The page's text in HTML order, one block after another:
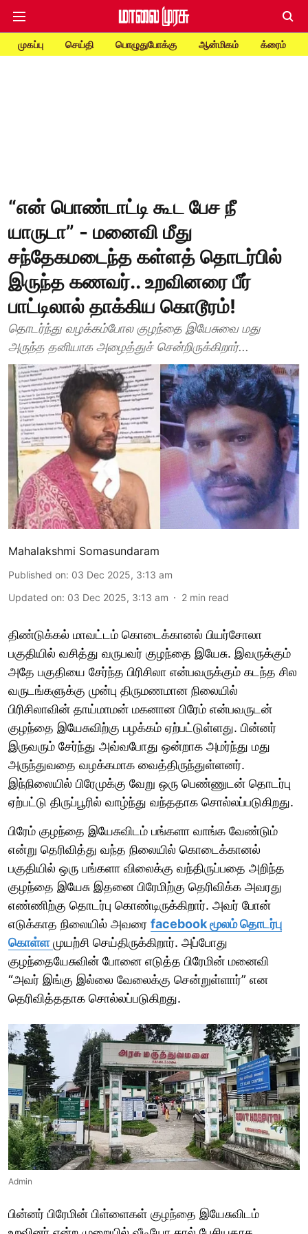
முகப்பு செய்தி பொழுதுபோக்கு ஆன்மிகம் க்ரைம்
“என் பொண்டாட்டி கூட பேச நீ
யாருடா” - மனைவி மீது
சந்தேகமடைந்த கள்ளத் தொடர்பில்
இருந்த கணவர்.. உறவினரை பீர்
பாட்டிலால் தாக்கிய கொடூரம்!
தொடர்ந்து வழக்கம்போல குழந்தை இயேசுவை மது
அருந்த தனியாக அழைத்துச் சென்றிருக்கிறார்...
Mahalakshmi Somasundaram
Published on: 03 Dec 2025, 3:13 am
Updated on: 03 Dec 2025, 3:13 am 2 min read
திண்டுக்கல் மாவட்டம் கொடைக்கானல் பியர்சோலா
பகுதியில் வசித்து வருபவர் குழந்தை இயேசு. இவருக்கும்
அதே பகுதியை சேர்ந்த பிரிசிலா என்பவருக்கும் கடந்த சில
வருடங்களுக்கு முன்பு திருமணமான நிலையில்
பிரிசிலாவின் தாய்மாமன் மகனான பிரேம் என்பவருடன்
குழந்தை இயேசுவிற்கு பழக்கம் ஏற்பட்டுள்ளது. பின்னர்
இருவரும் சேர்ந்து அவ்வபோது ஒன்றாக அமர்ந்து மது
அருந்துவதை வழக்கமாக வைத்திருந்துள்ளனர்.
இந்நிலையில் பிரேமுக்கு வேறு ஒரு பெண்ணுடன் தொடர்பு
ஏற்பட்டு திருப்பூரில் வாழ்ந்து வந்ததாக சொல்லப்படுகிறது.
பிரேம் குழந்தை இயேசுவிடம் பங்களா வாங்க வேண்டும்
என்று தெரிவித்து வந்த நிலையில் கொடைக்கானல்
பகுதியில் ஒரு பங்களா விலைக்கு வந்திருப்பதை அறிந்த
குழந்தை இயேசு இதனை பிரேமிற்கு தெரிவிக்க அவரது
எண்ணிற்கு தொடர்பு கொண்டிருக்கிறார். அவர் போன்
எடுக்காத நிலையில் அவரை facebook மூலம் தொடர்பு
கொள்ள முயற்சி செய்திருக்கிறார். அப்போது
குழந்தையேசுவின் போனை எடுத்த பிரேமின் மனைவி
“அவர் இங்கு இல்லை வேலைக்கு சென்றுள்ளார்” என
தெரிவித்ததாக சொல்லப்படுகிறது.
Admin
பின்னர் பிரேமின் பிள்ளைகள் குழந்தை இயேசுவிடம்